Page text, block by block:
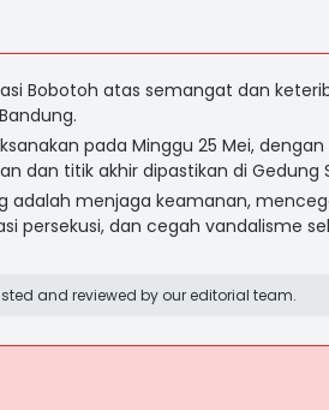
Bobotoh atas semangat dan
pada Minggu 25 Mei,
dan titik akhir dipastikan di Gedung
adalah menjaga keamanan,
persekusi, dan cegah vandalisme
and reviewed by our editorial team.